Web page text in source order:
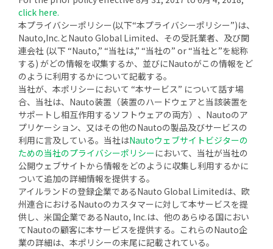
click here.
本プライバシーポリシー(以下“本プライバシーポリシー”)は、
Nauto,Inc.とNauto Global Limited、その受託業者、及び関
連会社 (以下 “Nauto,” “当社は,” “当社の” or “当社と”を総称
する) がどの情報を収集するか、並びにNautoがこの情報をど
のように利用するかについて記載する。
当社が、本ポリシーにおいて “本サービス” について話す場
合、当社は、Nauto装置（装置のハードウェアと当該装置を
サポートし相互作用するソフトウェアの両方）、Nautoのア
プリケーション、又はその他のNautoの製品及びサービスの
利用に言及している。当社はNautoウェブサイトビジターの
ための当社のプライバシーポリシーにおいて、当社が当社の
公開ウェブサイトから情報をどのように収集し利用するかに
ついて追加の詳細情報を提供する。
アイルランドの登録企業であるNauto Global Limitedは、欧
州連合におけるNautoのカスタマーに対して本サービスを提
供し、米国企業であるNauto, Inc.は、他のあらゆる国におい
てNautoの顧客に本サービスを提供する。これらのNauto企
業の詳細は、本ポリシーの末尾に記載されている。